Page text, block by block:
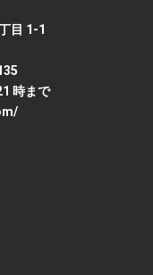
目 1-1
時まで